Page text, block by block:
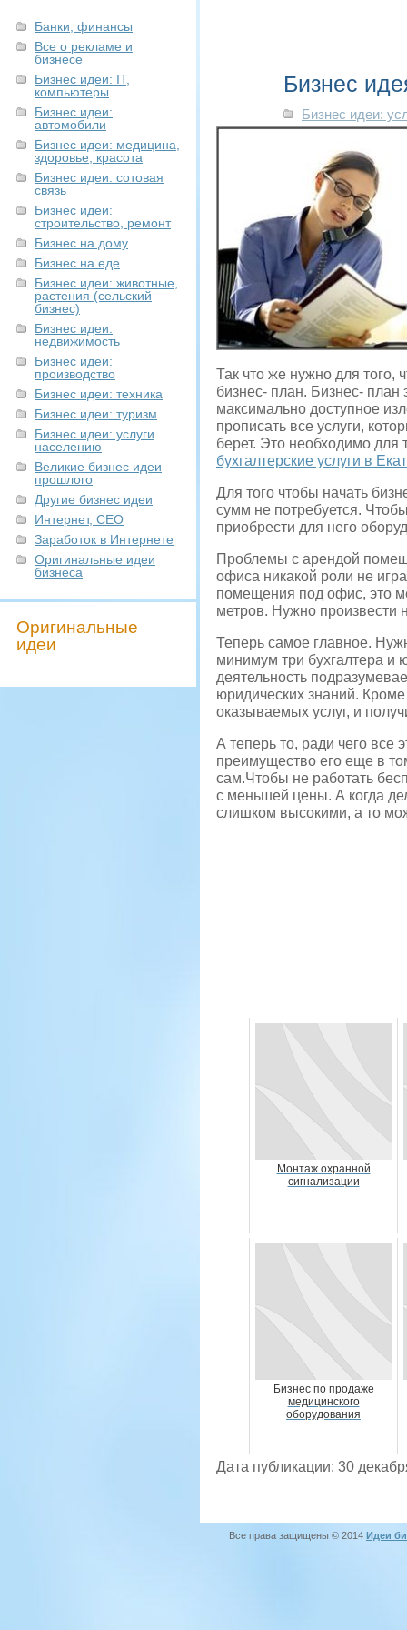
Банки, финансы
Все о рекламе и
бизнесе
Бизнес идеи: IT,
компьютеры
Бизнес идеи:
автомобили
Бизнес идеи: медицина,
здоровье, красота
Бизнес идеи: сотовая
связь
Бизнес идеи:
строительство, ремонт
Бизнес на дому
Бизнес на еде
Бизнес идеи: животные,
растения (сельский
бизнес)
Бизнес идеи:
недвижимость
Бизнес идеи:
производство
Бизнес идеи: техника
Бизнес идеи: туризм
Бизнес идеи: услуги
населению
Великие бизнес идеи
прошлого
Другие бизнес идеи
Интернет, СЕО
Заработок в Интернете
Оригинальные идеи
бизнеса
Оригинальные
идеи
Бизнес
Бизнес идеи:
Так что же нужно для
бизнес- план. Бизнес-
максимально доступное
прописать все услуги,
берет. Это необходимо
бухгалтерские услуги в
Для того чтобы начать
сумм не потребуется.
приобрести для него
Проблемы с арендой
офиса никакой роли не
помещения под офис, это
метров. Нужно произвести
Теперь самое главное.
минимум три бухгалтера и
деятельность
юридических знаний.
оказываемых услуг, и
А теперь то, ради чего все
преимущество его еще в
сам.Чтобы не работать
с меньшей цены. А когда
слишком высокими, а то
Монтаж охранной
сигнализации
Бизнес по продаже
медицинского
оборудования
Дата публикации: 30
Все права защищены © 2014 Идеи